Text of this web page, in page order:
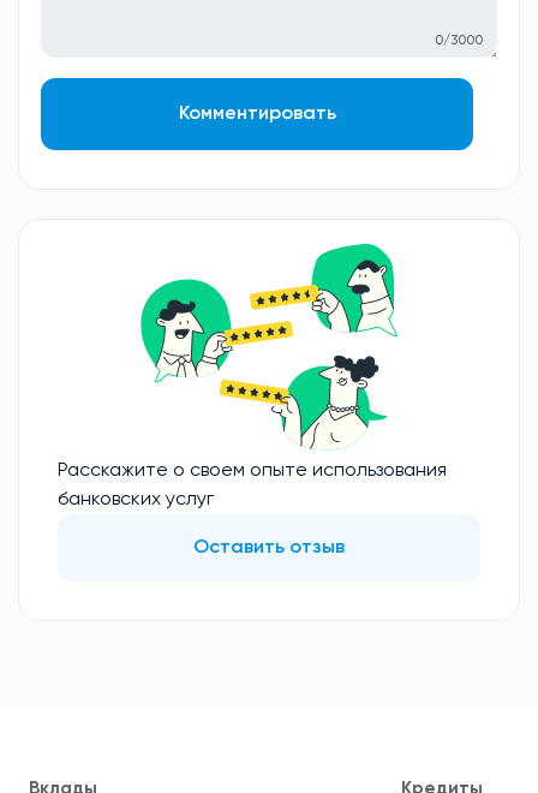
0/3000
Комментировать
Расскажите о своем опыте использования
банковских услуг
Оставить отзыв
Вклады Кредиты